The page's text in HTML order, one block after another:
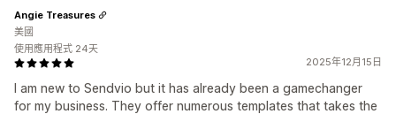
2025年12月15日
I am new to Sendvio but it has already been a gamechanger
for my business. They offer numerous templates that takes the
Angie Treasures
美國
使用應用程式 24天